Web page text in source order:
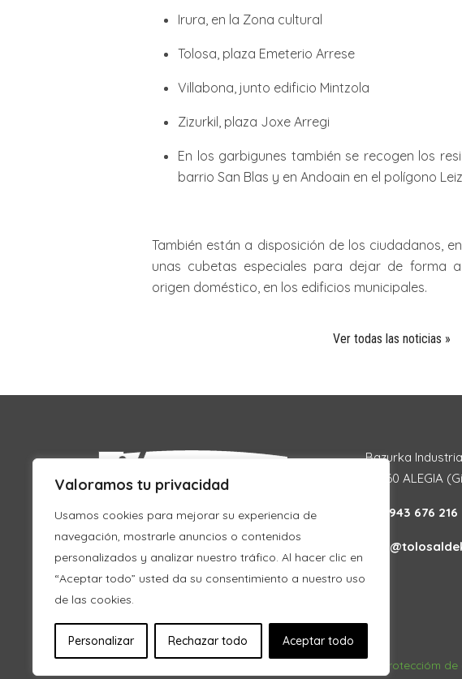
Valoramos tu privacidad
Usamos cookies para mejorar su experiencia de
navegación, mostrarle anuncios o contenidos
personalizados y analizar nuestro tráfico. Al hacer clic en
“Aceptar todo” usted da su consentimiento a nuestro uso
de las cookies.
Personalizar Rechazar todo Aceptar todo
Irura, en la Zona cultural
Tolosa, plaza Emeterio Arrese
Villabona, junto edificio Mintzola
Zizurkil, plaza Joxe Arregi
En los garbigunes también se recogen los
barrio San Blas y en Andoain en el polígono
También están a disposición de los ciudadanos,
unas cubetas especiales para dejar de forma
origen doméstico, en los edificios municipales.
Ver todas las noticias »
Bazurka
20260 ALEGIA
943 676 216
Proteccióm